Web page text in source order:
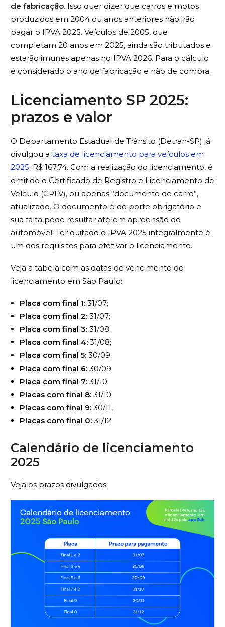
de fabricação. Isso quer dizer que carros e motos
produzidos em 2004 ou anos anteriores não irão
pagar o IPVA 2025. Veículos de 2005, que
completam 20 anos em 2025, ainda são tributados e
estarão imunes apenas no IPVA 2026. Para o cálculo
é considerado o ano de fabricação e não de compra.
Licenciamento SP 2025:
prazos e valor
O Departamento Estadual de Trânsito (Detran-SP) já
divulgou a taxa de licenciamento para veículos em
2025: R$ 167,74. Com a realização do licenciamento, é
emitido o Certificado de Registro e Licenciamento de
Veículo (CRLV), ou apenas “documento de carro”,
atualizado. O documento é de porte obrigatório e
sua falta pode resultar até em apreensão do
automóvel. Ter quitado o IPVA 2025 integralmente é
um dos requisitos para efetivar o licenciamento.
Veja a tabela com as datas de vencimento do
licenciamento em São Paulo:
Placa com final 1: 31/07;
Placa com final 2: 31/07;
Placa com final 3: 31/08;
Placa com final 4: 31/08;
Placa com final 5: 30/09;
Placa com final 6: 30/09;
Placa com final 7: 31/10;
Placas com final 8: 31/10;
Placas com final 9: 30/11,
Placas com final 0: 31/12.
Calendário de licenciamento
2025
Veja os prazos divulgados.